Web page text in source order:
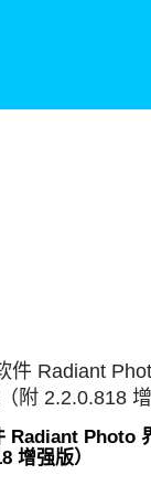
Radiant Photo
增强版）